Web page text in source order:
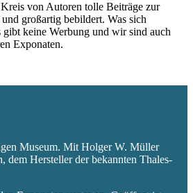
von Autoren tolle Beiträge zur
großartig bebildert. Was sich
keine Werbung und wir sind auch
Exponaten.
Museum. Mit Holger W. Müller
dem Hersteller der bekannten Thales-